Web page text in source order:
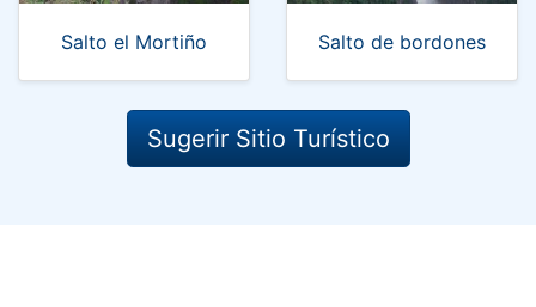
Salto el Mortiño Salto de bordones
Sugerir Sitio Turístico